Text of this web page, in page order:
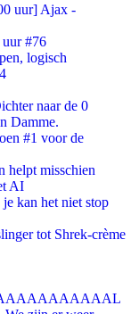
uur] Ajax -
#76
logisch
naar de 0
Damme.
#1 voor de
helpt misschien
AI
kan het niet stop
tot Shrek-crème